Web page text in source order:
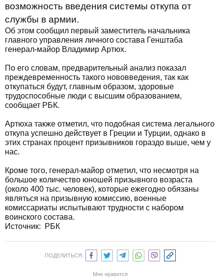
возможность введения системы откупа от
службы в армии.
Об этом сообщил первый заместитель начальника
главного управления личного состава Генштаба
генерал-майор Владимир Артюх.
По его словам, предварительный анализ показал
преждевременность такого нововведения, так как
откупаться будут, главным образом, здоровые
трудоспособные люди с высшим образованием,
сообщает РБК.
Артюха также отметил, что подобная система легального
откупа успешно действует в Греции и Турции, однако в
этих странах процент призывников гораздо выше, чем у
нас.
Кроме того, генерал-майор отметил, что несмотря на
большое количество юношей призывного возраста
(около 400 тыс. человек), которые ежегодно обязаны
являться на призывную комиссию, военные
комиссариаты испытывают трудности с набором
воинского состава.
Источник: РБК
ПОДЕЛИТЬСЯ:
Мне нравится